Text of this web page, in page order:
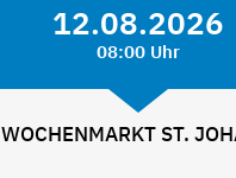
12.08.2026
08:00 Uhr
WOCHENMARKT ST.